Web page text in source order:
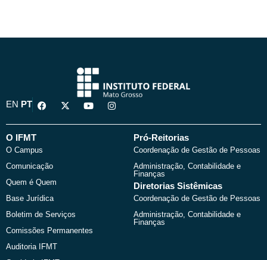
EN PT
F
a
e
o
k
X
-
w
Y
o
t
I
n
t
O IFMT
O Campus
Comunicação
Quem é Quem
Base Jurídica
Boletim de Serviços
Comissões Permanentes
Auditoria IFMT
Pró-Reitorias
Coordenação de Gestão de Pessoas
Administração, Contabilidade e
Finanças
Diretorias Sistêmicas
Coordenação de Gestão de Pessoas
Administração, Contabilidade e
Finanças